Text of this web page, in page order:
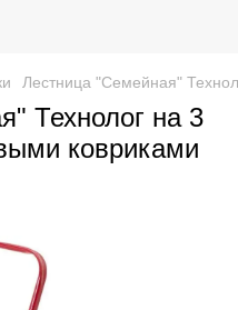
Лестница "Семейная"
Технолог на 3
ковриками